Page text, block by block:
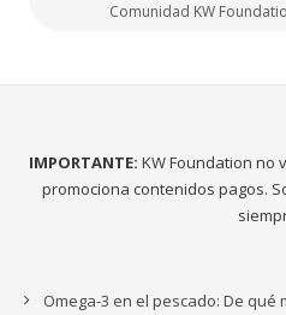
Comunidad KW
IMPORTANTE: KW Foundation no
promociona contenidos pagos.
Omega-3 en el pescado: De qué